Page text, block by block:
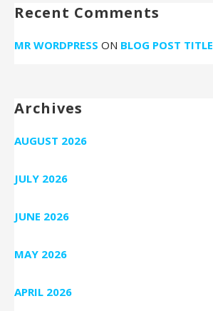
Recent Comments
MR WORDPRESS ON BLOG POST TITLE
Archives
AUGUST 2026
JULY 2026
JUNE 2026
MAY 2026
APRIL 2026